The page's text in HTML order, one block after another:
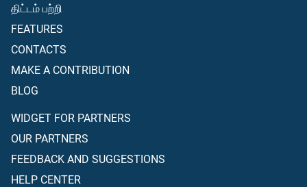
திட்டம் பற்றி
FEATURES
CONTACTS
MAKE A CONTRIBUTION
BLOG
WIDGET FOR PARTNERS
OUR PARTNERS
FEEDBACK AND SUGGESTIONS
HELP CENTER